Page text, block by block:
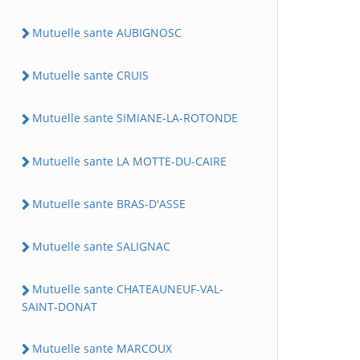
Mutuelle sante AUBIGNOSC
Mutuelle sante CRUIS
Mutuelle sante SIMIANE-LA-ROTONDE
Mutuelle sante LA MOTTE-DU-CAIRE
Mutuelle sante BRAS-D'ASSE
Mutuelle sante SALIGNAC
Mutuelle sante CHATEAUNEUF-VAL-
SAINT-DONAT
Mutuelle sante MARCOUX